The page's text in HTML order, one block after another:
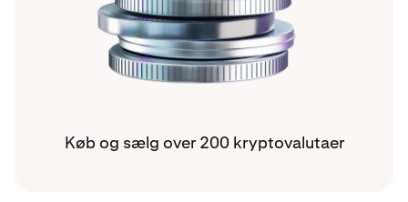
Køb og sælg over 200 kryptovalutaer